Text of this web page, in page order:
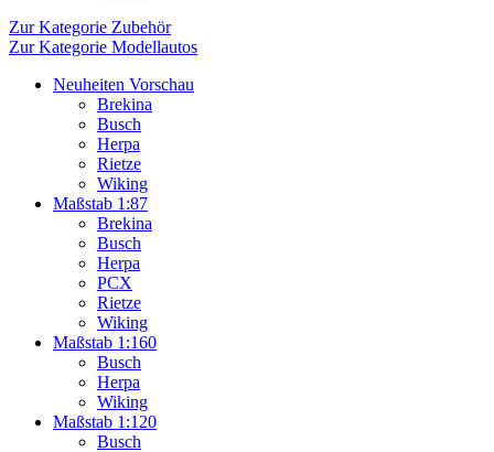
Zur Kategorie Zubehör
Zur Kategorie Modellautos
Neuheiten Vorschau
Brekina
Busch
Herpa
Rietze
Wiking
Maßstab 1:87
Brekina
Busch
Herpa
PCX
Rietze
Wiking
Maßstab 1:160
Busch
Herpa
Wiking
Maßstab 1:120
Busch